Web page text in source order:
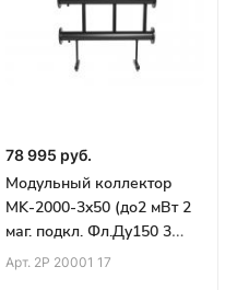
78 995 руб.
Модульный коллектор
MK-2000-3x50 (до2 мВт 2
маг. подкл. Фл.Ду150 3
контура G2″ вверх)
Арт. 2P 20001 17